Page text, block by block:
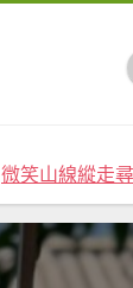
微笑山線縱走